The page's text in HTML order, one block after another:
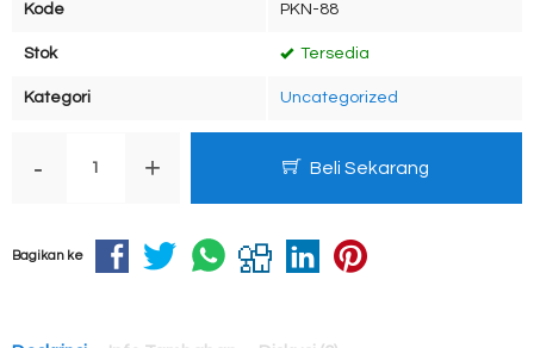
Kode PKN-88
Stok Tersedia
Kategori Uncategorized
- + Beli Sekarang
Bagikan ke